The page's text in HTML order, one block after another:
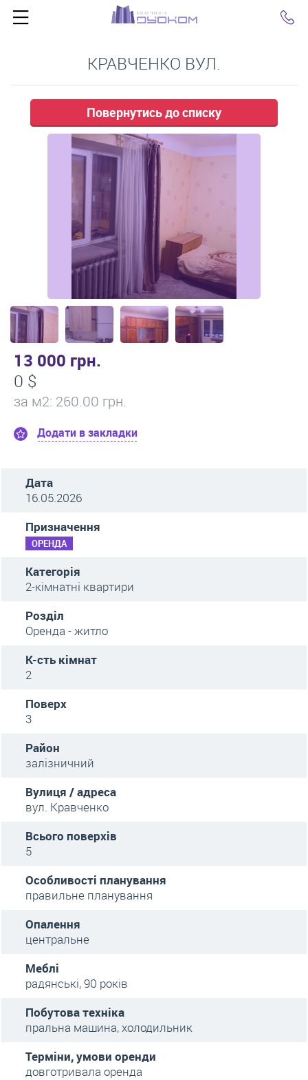
КРАВЧЕНКО ВУЛ.
Повернутись до списку
13 000 грн.
0 $
за м2: 260.00 грн.
Додати в закладки
Дата
16.05.2026
Призначення
ОРЕНДА
Категорія
2-кімнатні квартири
Розділ
Оренда - житло
К-сть кімнат
2
Поверх
3
Район
залізничний
Вулиця / адреса
вул. Кравченко
Всього поверхів
5
Особливості планування
правильне планування
Опалення
центральне
Меблі
радянські, 90 років
Побутова техніка
пральна машина, холодильник
Терміни, умови оренди
довготривала оренда